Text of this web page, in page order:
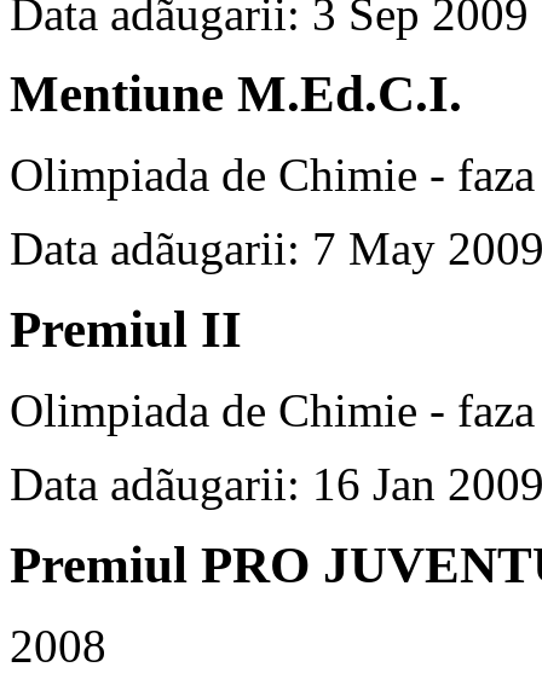
Data adãugarii: 3 Sep 2009
Mentiune M.Ed.C.I.
Olimpiada de Chimie -
Data adãugarii: 7 May
Premiul II
Olimpiada de Chimie -
Data adãugarii: 16 Jan
Premiul PRO
2008